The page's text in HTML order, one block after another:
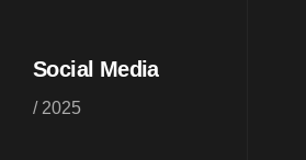
Social Media
/ 2025